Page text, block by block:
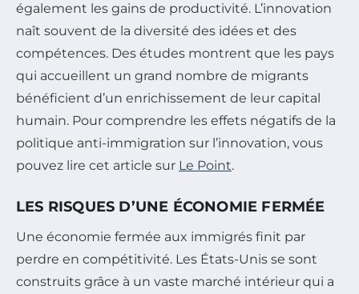
également les gains de productivité. L’innovation
naît souvent de la diversité des idées et des
compétences. Des études montrent que les pays
qui accueillent un grand nombre de migrants
bénéficient d’un enrichissement de leur capital
humain. Pour comprendre les effets négatifs de la
politique anti-immigration sur l’innovation, vous
pouvez lire cet article sur Le Point.
LES RISQUES D’UNE ÉCONOMIE FERMÉE
Une économie fermée aux immigrés finit par
perdre en compétitivité. Les États-Unis se sont
construits grâce à un vaste marché intérieur qui a